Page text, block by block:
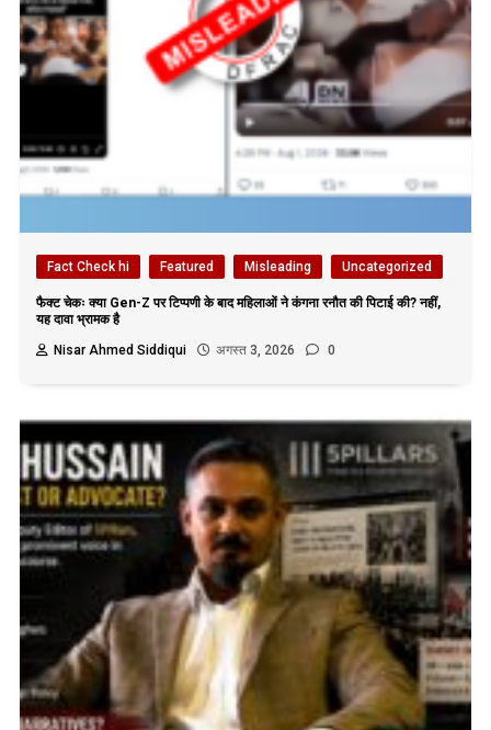
Fact Check hi Featured Misleading Uncategorized
फैक्ट चेकः क्या Gen-Z पर टिप्पणी के बाद महिलाओं ने कंगना रनौत की पिटाई की? नहीं,
यह दावा भ्रामक है
Nisar Ahmed Siddiqui
अगस्त 3, 2026 0